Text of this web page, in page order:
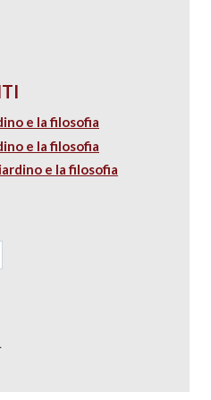
e la filosofia
e la filosofia
e la filosofia